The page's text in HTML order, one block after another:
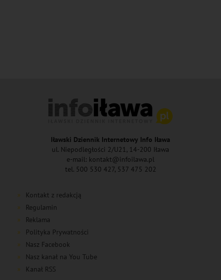
Iławski Dziennik Internetowy Info Iława
ul. Niepodległości 2/U21, 14-200 Iława
e-mail: kontakt@infoilawa.pl
tel. 500 530 427, 537 475 202
Kontakt z redakcją
Regulamin
Reklama
Polityka Prywatności
Nasz Facebook
Nasz kanał na You Tube
Kanał RSS